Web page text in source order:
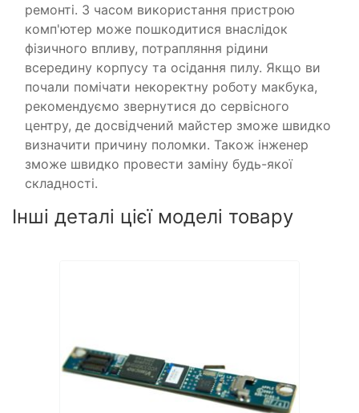
ремонті. З часом використання пристрою
комп'ютер може пошкодитися внаслідок
фізичного впливу, потрапляння рідини
всередину корпусу та осідання пилу. Якщо ви
почали помічати некоректну роботу макбука,
рекомендуємо звернутися до сервісного
центру, де досвідчений майстер зможе швидко
визначити причину поломки. Також інженер
зможе швидко провести заміну будь-якої
складності.
Інші деталі цієї моделі товару